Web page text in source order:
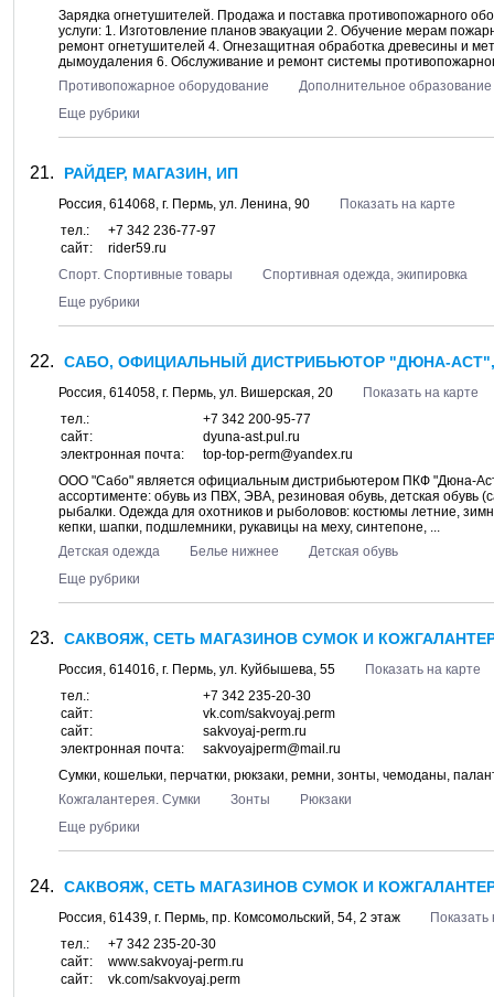
Зарядка огнетушителей. Продажа и поставка противопожарного
услуги: 1. Изготовление планов эвакуации 2. Обучение мерам
ремонт огнетушителей 4. Огнезащитная обработка древесины и
дымоудаления 6. Обслуживание и ремонт системы
Противопожарное оборудование
Дополнительное образование
Еще рубрики
РАЙДЕР, МАГАЗИН, ИП
Россия, 614068, г. Пермь, ул. Ленина, 90
Показать на карте
тел.:
+7 342 236-77-97
сайт:
rider59.ru
Спорт. Спортивные товары
Спортивная одежда, экипировка
Еще рубрики
САБО, ОФИЦИАЛЬНЫЙ ДИСТРИБЬЮТОР "ДЮНА-
Россия, 614058, г. Пермь, ул. Вишерская, 20
Показать на карте
тел.:
+7 342 200-95-77
сайт:
dyuna-ast.pul.ru
электронная почта:
top-top-perm@yandex.ru
ООО "Сабо" является официальным дистрибьютером ПКФ "Дюна-
ассортименте: обувь из ПВХ, ЭВА, резиновая обувь, детская обувь
рыбалки. Одежда для охотников и рыболовов: костюмы летние,
кепки, шапки, подшлемники, рукавицы на меху, синтепоне, ...
Детская одежда
Белье нижнее
Детская обувь
Еще рубрики
САКВОЯЖ, СЕТЬ МАГАЗИНОВ СУМОК И
Россия, 614016, г. Пермь, ул. Куйбышева, 55
Показать на карте
тел.:
+7 342 235-20-30
сайт:
vk.com/sakvoyaj.perm
сайт:
sakvoyaj-perm.ru
электронная почта:
sakvoyajperm@mail.ru
Сумки, кошельки, перчатки, рюкзаки, ремни, зонты, чемоданы,
Кожгалантерея. Сумки
Зонты
Рюкзаки
Еще рубрики
САКВОЯЖ, СЕТЬ МАГАЗИНОВ СУМОК И
Россия, 61439, г. Пермь, пр. Комсомольский, 54, 2 этаж
Показать
тел.:
+7 342 235-20-30
сайт:
www.sakvoyaj-perm.ru
сайт:
vk.com/sakvoyaj.perm